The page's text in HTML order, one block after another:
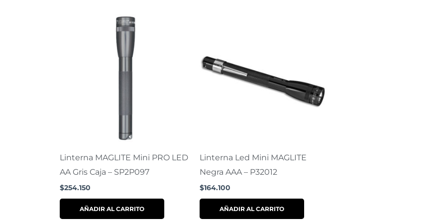
Linterna MAGLITE Mini PRO LED
AA Gris Caja – SP2P097
$254.150
AÑADIR AL CARRITO
Linterna Led Mini MAGLITE
Negra AAA – P32012
$164.100
AÑADIR AL CARRITO